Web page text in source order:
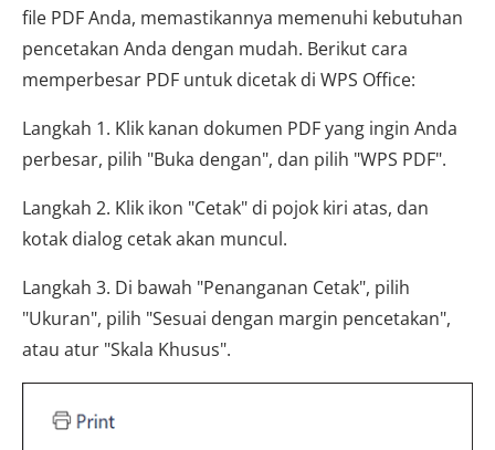
file PDF Anda, memastikannya memenuhi kebutuhan
pencetakan Anda dengan mudah. Berikut cara
memperbesar PDF untuk dicetak di WPS Office:
Langkah 1. Klik kanan dokumen PDF yang ingin Anda
perbesar, pilih "Buka dengan", dan pilih "WPS PDF".
Langkah 2. Klik ikon "Cetak" di pojok kiri atas, dan
kotak dialog cetak akan muncul.
Langkah 3. Di bawah "Penanganan Cetak", pilih
"Ukuran", pilih "Sesuai dengan margin pencetakan",
atau atur "Skala Khusus".